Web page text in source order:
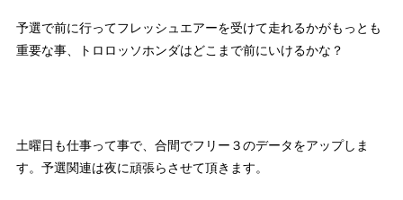
予選で前に行ってフレッシュエアーを受けて走れるかがもっとも
重要な事、トロロッソホンダはどこまで前にいけるかな？
土曜日も仕事って事で、合間でフリー３のデータをアップしま
す。予選関連は夜に頑張らさせて頂きます。